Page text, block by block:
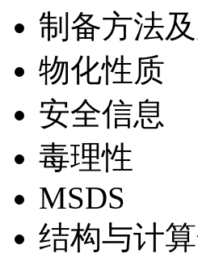
制备方法
物化性质
安全信息
毒理性
MSDS
结构与计